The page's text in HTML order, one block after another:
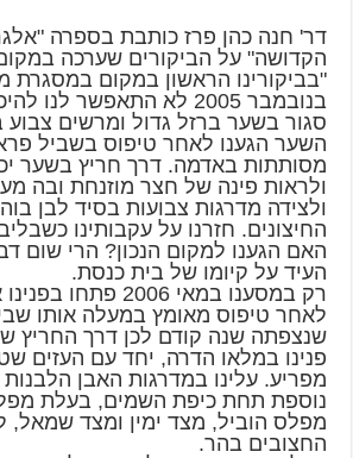
דר' חנה כהן פרז כותבת בספרה
הקדושה" על הביקורים שערכה
"בביקורינו הראשון במקום במסגרת
בנובמבר 2005 לא התאפשר
סגור בשער ברזל גדול ומרשים צבוע
השער הגענו לאחר טיפוס בשביל
מסותתות באדמה. דרך חריץ בשער
ולראות פינה של חצר מוזנחת ובה
ולצידה מדרגות צבועות בסיד לבן
החיצונים. חזרנו על עקבותינו
האם הגענו למקום הנכון? הרי שום
העיד על קיומו של בית כנסת.
רק במסענו במאי 2006
לאחר טיפוס מאומץ במעלה אותו
שנצפתה שנה קודם לכן דרך החריץ
פנינו במלאו הדרה, יחד עם העזים
מפריע. עלינו במדרגות האבן הלבנות
נוספת תחת כיפת השמים, בעלת
מפלס הוביל, מצד ימין ומצד שמאל,
החצובים בהר.